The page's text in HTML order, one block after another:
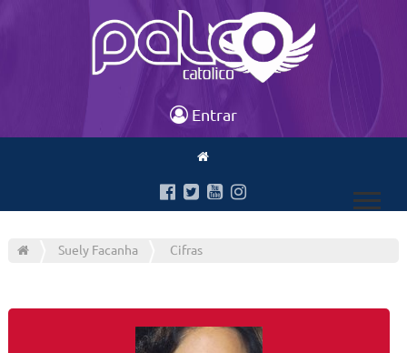
Entrar
Suely Facanha Cifras